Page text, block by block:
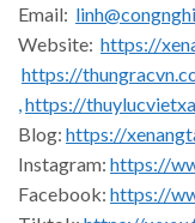
Email:
Website: https://
https://
,https://
Blog: https://
Instagram: https://
Facebook: https://